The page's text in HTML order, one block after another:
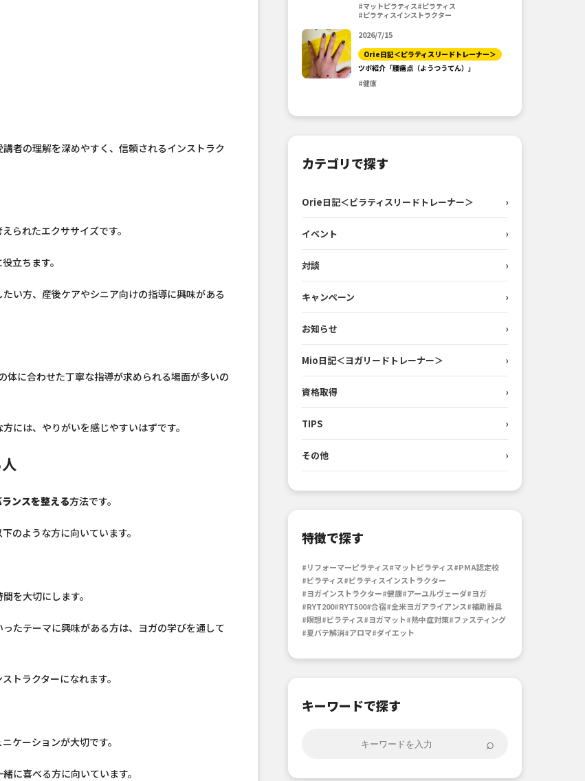
者の理解を深めやすく、信頼されるインストラク
られたエクササイズです。
立ちます。
い方、産後ケアやシニア向けの指導に興味がある
体に合わせた丁寧な指導が求められる場面が多いの
には、やりがいを感じやすいはずです。
ンスを整える方法です。
のような方に向いています。
を大切にします。
たテーマに興味がある方は、ヨガの学びを通して
トラクターになれます。
ケーションが大切です。
に喜べる方に向いています。
#マットピラティス#ピラティス
#ピラティスインストラクター
2026/7/15
Orie日記＜ピラティスリードトレーナー＞
ツボ紹介「腰痛点（ようつうてん）」
#健康
カテゴリで探す
Orie日記＜ピラティスリードトレーナー＞ ›
イベント ›
対談 ›
キャンペーン ›
お知らせ ›
Mio日記＜ヨガリードトレーナー＞ ›
資格取得 ›
TIPS ›
その他 ›
特徴で探す
#リフォーマーピラティス#マットピラティス#PMA認定校
#ピラティス#ピラティスインストラクター
#ヨガインストラクター#健康#アーユルヴェーダ#ヨガ
#RYT200#RYT500#合宿#全米ヨガアライアンス#補助器具
#瞑想#ピラティス#ヨガマット#熱中症対策#ファスティング
#夏バテ解消#アロマ#ダイエット
キーワードで探す
⌕